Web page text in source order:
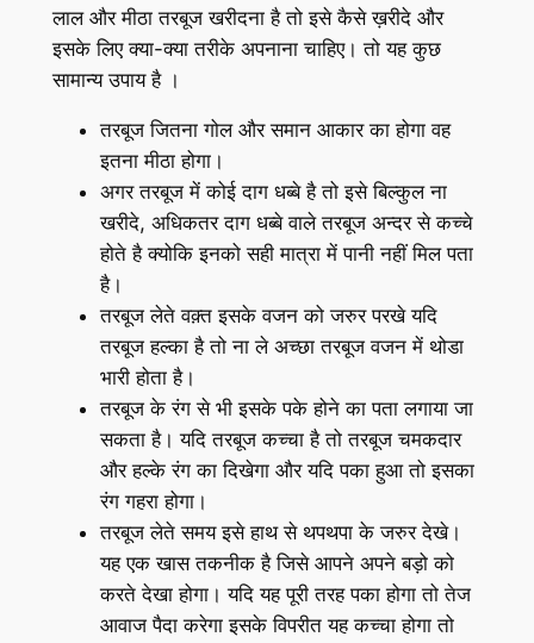
लाल और मीठा तरबूज खरीदना है तो इसे कैसे ख़रीदे और
इसके लिए क्या-क्या तरीके अपनाना चाहिए। तो यह कुछ
सामान्य उपाय है ।
तरबूज जितना गोल और समान आकार का होगा वह
इतना मीठा होगा।
अगर तरबूज में कोई दाग धब्बे है तो इसे बिल्कुल ना
खरीदे, अधिकतर दाग धब्बे वाले तरबूज अन्दर से कच्चे
होते है क्योकि इनको सही मात्रा में पानी नहीं मिल पता
है।
तरबूज लेते वक़्त इसके वजन को जरुर परखे यदि
तरबूज हल्का है तो ना ले अच्छा तरबूज वजन में थोडा
भारी होता है।
तरबूज के रंग से भी इसके पके होने का पता लगाया जा
सकता है। यदि तरबूज कच्चा है तो तरबूज चमकदार
और हल्के रंग का दिखेगा और यदि पका हुआ तो इसका
रंग गहरा होगा।
तरबूज लेते समय इसे हाथ से थपथपा के जरुर देखे।
यह एक खास तकनीक है जिसे आपने अपने बड़ो को
करते देखा होगा। यदि यह पूरी तरह पका होगा तो तेज
आवाज पैदा करेगा इसके विपरीत यह कच्चा होगा तो